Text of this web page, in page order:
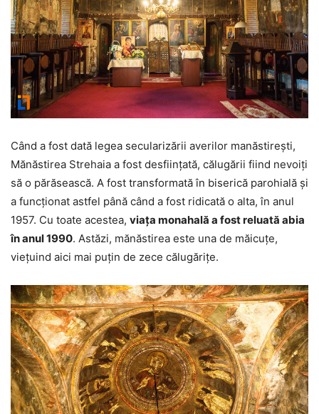
Când a fost dată legea secularizării averilor manăstireşti,
Mănăstirea Strehaia a fost desfiinţată, călugării fiind nevoiţi
să o părăsească. A fost transformată în biserică parohială şi
a funcţionat astfel până când a fost ridicată o alta, în anul
1957. Cu toate acestea, viaţa monahală a fost reluată abia
în anul 1990. Astăzi, mănăstirea este una de măicuţe,
vieţuind aici mai puţin de zece călugăriţe.